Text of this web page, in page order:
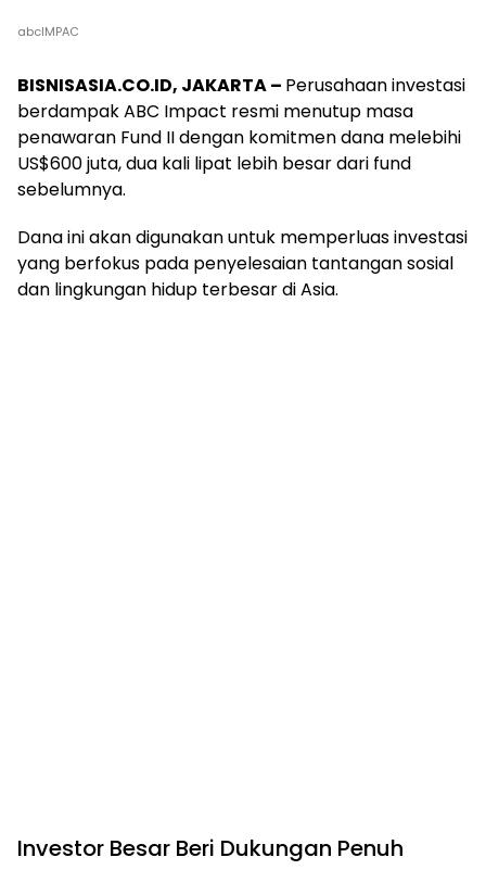
abcIMPAC
BISNISASIA.CO.ID, JAKARTA – Perusahaan investasi
berdampak ABC Impact resmi menutup masa
penawaran Fund II dengan komitmen dana melebihi
US$600 juta, dua kali lipat lebih besar dari fund
sebelumnya.
Dana ini akan digunakan untuk memperluas investasi
yang berfokus pada penyelesaian tantangan sosial
dan lingkungan hidup terbesar di Asia.
Investor Besar Beri Dukungan Penuh